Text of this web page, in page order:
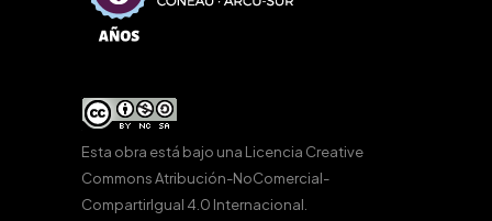
Esta obra está bajo una Licencia Creative
Commons Atribución-NoComercial-
CompartirIgual 4.0 Internacional.